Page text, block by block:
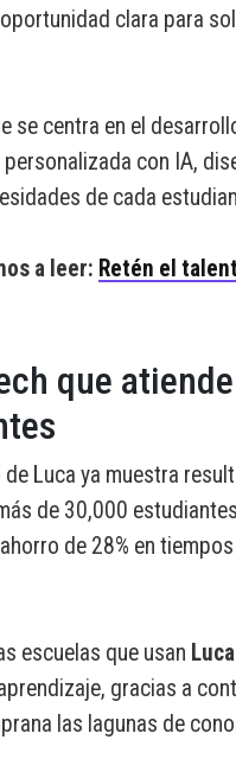
clara para
se centra en el
con IA,
de cada
a leer: Retén el
que
de Luca ya muestra
de 30,000
de 28% en
escuelas que usan Luca
gracias a
las lagunas de